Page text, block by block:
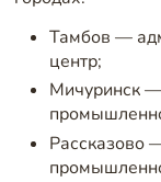
Тамбов —
центр;
Мичуринск
Рассказово